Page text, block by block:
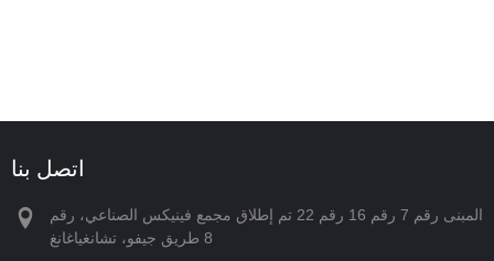
اتصل بنا
المبنى رقم 7 رقم 16 رقم 22 تم إطلاق مجمع فينيكس الصناعي، رقم
8 طريق جيفو، تشانغياغانغ